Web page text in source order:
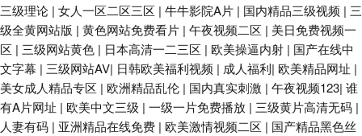
三级理论 | 女人一区二区三区 | 牛牛影院A片 | 国内精品三级视频 | 三
级全黄网站版 | 黄色网站免费看片 | 午夜视频二区 | 美日免费视频一
区 | 三级网站黄色 | 日本高清一二三区 | 欧美操逼内射 | 国产在线中
文字幕 | 三级网站AV| 日韩欧美福利视频 | 成人福利| 欧美精品网址 |
美女成人精品专区 | 欧洲精品乱伦 | 国内真实刺激 | 午夜视频123| 谁
有A片网址 | 欧美中文三级 | 一级一片免费播放 | 三级黄片高清无码 |
人妻有码 | 亚洲精品在线免费 | 欧美激情视频二区 | 国产精品黑色丝